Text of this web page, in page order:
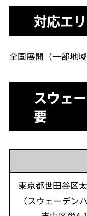
対応エ
全国展開（一部地域
スウェ
要
東京都世田谷区
（スウェーデン